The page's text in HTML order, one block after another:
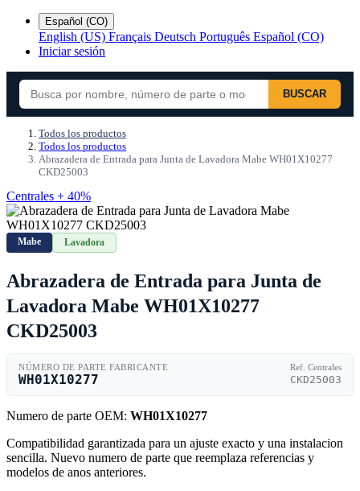
Español (CO)
English (US) Français Deutsch Português Español (CO)
Iniciar sesión
BUSCAR
Todos los productos
Todos los productos
Abrazadera de Entrada para Junta de Lavadora Mabe WH01X10277
CKD25003
Centrales + 40%
Mabe Lavadora
Abrazadera de Entrada para Junta de
Lavadora Mabe WH01X10277
CKD25003
NÚMERO DE PARTE FABRICANTE
WH01X10277
Ref. Centrales
CKD25003
Numero de parte OEM: WH01X10277
Compatibilidad garantizada para un ajuste exacto y una instalacion
sencilla. Nuevo numero de parte que reemplaza referencias y
modelos de anos anteriores.